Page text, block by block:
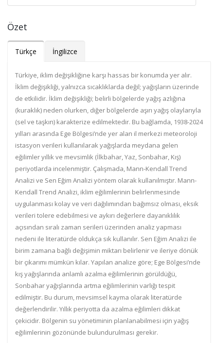
Özet
Türkçe İngilizce
Türkiye, iklim değişikliğine karşı hassas bir konumda yer alır.
İklim değişikliği, yalnızca sıcaklıklarda değil; yağışların üzerinde
de etkilidir. İklim değişikliği; belirli bölgelerde yağış azlığına
(kuraklık) neden olurken, diğer bölgelerde aşırı yağış olaylarıyla
(sel ve taşkın) karakterize edilmektedir. Bu bağlamda, 1938-2024
yılları arasında Ege Bölgesi’nde yer alan il merkezi meteoroloji
istasyon verileri kullanılarak yağışlarda meydana gelen
eğilimler yıllık ve mevsimlik (İlkbahar, Yaz, Sonbahar, Kış)
periyotlarda incelenmiştir. Çalışmada, Mann-Kendall Trend
Analizi ve Sen Eğim Analizi yöntem olarak kullanılmıştır. Mann-
Kendall Trend Analizi, iklim eğilimlerinin belirlenmesinde
uygulanması kolay ve veri dağılımından bağımsız olması, eksik
verileri tolere edebilmesi ve aykırı değerlere dayanıklılık
açısından sıralı zaman serileri üzerinden analiz yapması
nedeni ile literatürde oldukça sık kullanılır. Sen Eğim Analizi ile
birim zamana bağlı değişimin miktarı belirlenir ve ileriye dönük
bir çıkarımı mümkün kılar. Yapılan analize göre; Ege Bölgesi’nde
kış yağışlarında anlamlı azalma eğilimlerinin görüldüğü,
Sonbahar yağışlarında artma eğilimlerinin varlığı tespit
edilmiştir. Bu durum, mevsimsel kayma olarak literatürde
değerlendirilir. Yıllık periyotta da azalma eğilimleri dikkat
çekicidir. Bölgenin su yönetiminin planlanabilmesi için yağış
eğilimlerinin gözönünde bulundurulması gerekir.